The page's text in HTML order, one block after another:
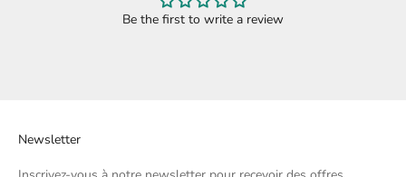
Be the first to write a review
Newsletter